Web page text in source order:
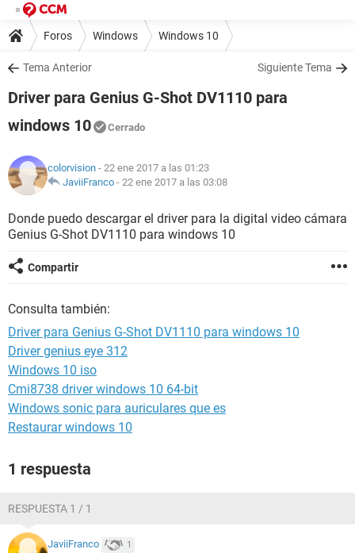
Foros Windows Windows 10
Tema Anterior Siguiente Tema
Driver para Genius G-Shot DV1110 para
windows 10
Cerrado
colorvision - 22 ene 2017 a las 01:23
JaviiFranco - 22 ene 2017 a las 03:08
Donde puedo descargar el driver para la digital video cámara
Genius G-Shot DV1110 para windows 10
Compartir
Consulta también:
Driver para Genius G-Shot DV1110 para windows 10
Driver genius eye 312
Windows 10 iso
Cmi8738 driver windows 10 64-bit
Windows sonic para auriculares que es
Restaurar windows 10
1 respuesta
RESPUESTA 1 / 1
JaviiFranco 1